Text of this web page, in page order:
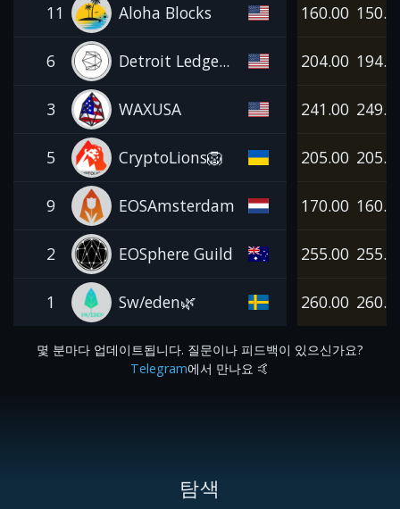
11 Aloha Blocks 160.00
6 Detroit Ledge... 204.00
3 WAXUSA 241.00
5 CryptoLions🦁 205.00
9 EOSAmsterdam 170.00
2 EOSphere Guild 255.00
1 Sw/eden🌿 260.00
몇 분마다 업데이트됩니다. 질문이나 피드백이 있으신가요?
Telegram에서 만나요 🤙
탐색